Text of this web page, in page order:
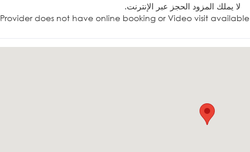
لا يملك المزود الحجز عبر الإنترنت.
Provider does not have online booking or Video visit available.